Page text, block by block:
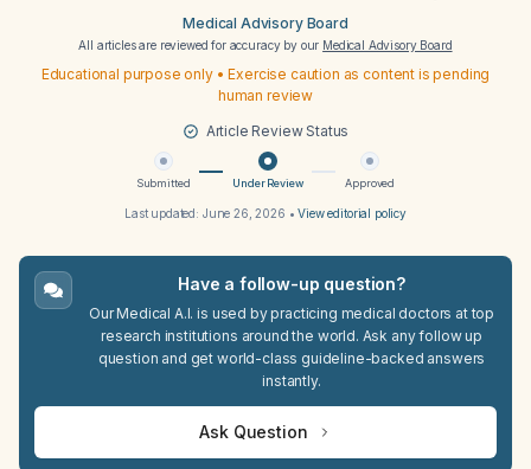
Medical Advisory Board
All articles are reviewed for accuracy by our Medical Advisory Board
Educational purpose only • Exercise caution as content is pending
human review
Article Review Status
Submitted Under Review Approved
Last updated: June 26, 2026 •View editorial policy
Have a follow-up question?
Our Medical A.I. is used by practicing medical doctors at top
research institutions around the world. Ask any follow up
question and get world-class guideline-backed answers
instantly.
Ask Question